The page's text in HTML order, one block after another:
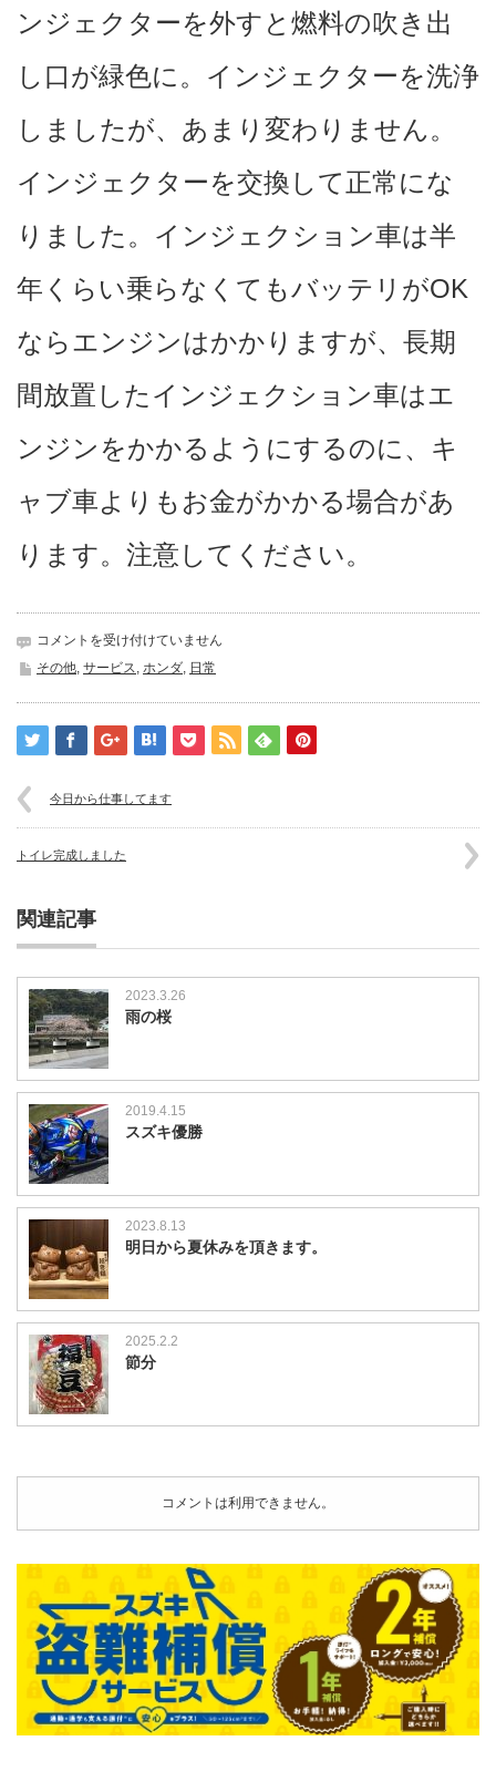
ンジェクターを外すと燃料の吹き出
し口が緑色に。インジェクターを洗浄
しましたが、あまり変わりません。
インジェクターを交換して正常にな
りました。インジェクション車は半
年くらい乗らなくてもバッテリがOK
ならエンジンはかかりますが、 長期
間放置したインジェクション車はエ
ンジンをかかるようにするのに、キ
ャブ車よりもお金がかかる場合があ
ります。注意してください。
FI
車
も・・・
は
コメントを受け付けていません
その他 サービス ホンダ 日常
今日から仕事してます
トイレ完成しました
関連記事
2023.3.26
雨の桜
2019.4.15
スズキ優勝
2023.8.13
明日から夏休みを頂きます。
2025.2.2
節分
コメントは利用できません。